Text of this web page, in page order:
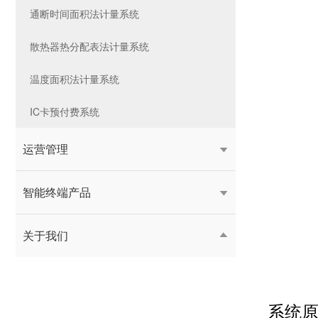
通断时间面积法计量系统
散热器热分配表法计量系统
温度面积法计量系统
IC卡预付费系统
运营管理 
智能终端产品 
关于我们 
系统